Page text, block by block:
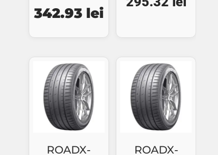
inițial
a
fost:
375.98 lei.
342.93 lei
curent
este:
342.93 lei.
ROADX- ROADX-